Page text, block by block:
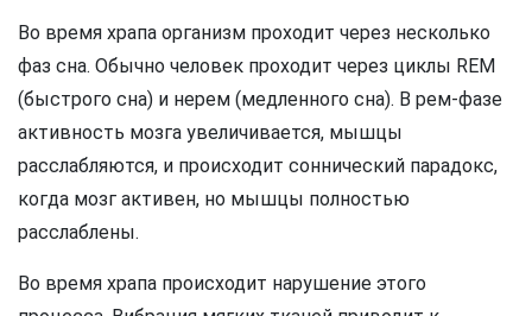
Во время храпа организм проходит через несколько
фаз сна. Обычно человек проходит через циклы REM
(быстрого сна) и нерем (медленного сна). В рем-фазе
активность мозга увеличивается, мышцы
расслабляются, и происходит соннический парадокс,
когда мозг активен, но мышцы полностью
расслаблены.
Во время храпа происходит нарушение этого